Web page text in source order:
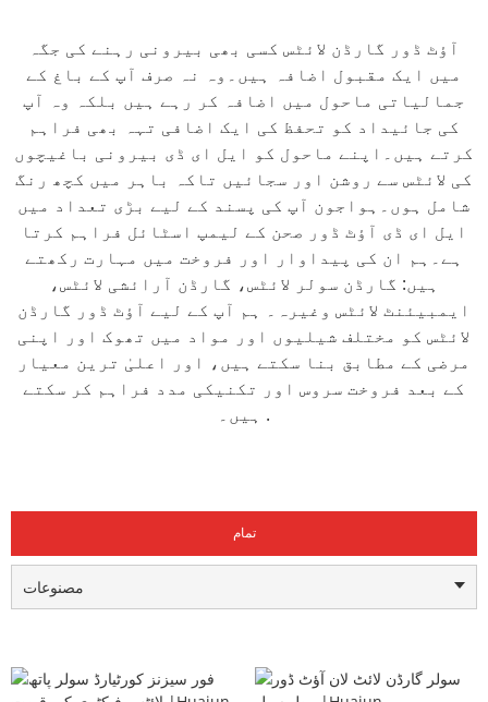
آؤٹ ڈور گارڈن لائٹس کسی بھی بیرونی رہنے کی جگہ
میں ایک مقبول اضافہ ہیں۔وہ نہ صرف آپ کے باغ کے
جمالیاتی ماحول میں اضافہ کر رہے ہیں بلکہ وہ آپ
کی جائیداد کو تحفظ کی ایک اضافی تہہ بھی فراہم
کرتے ہیں۔اپنے ماحول کو ایل ای ڈی بیرونی باغیچوں
کی لائٹس سے روشن اور سجائیں تاکہ باہر میں کچھ رنگ
شامل ہوں۔ہواجون آپ کی پسند کے لیے بڑی تعداد میں
ایل ای ڈی آؤٹ ڈور صحن کے لیمپ اسٹائل فراہم کرتا
ہے۔ہم ان کی پیداوار اور فروخت میں مہارت رکھتے
ہیں: گارڈن سولر لائٹس، گارڈن آرائشی لائٹس،
ایمبیئنٹ لائٹس وغیرہ۔ ہم آپ کے لیے آؤٹ ڈور گارڈن
لائٹس کو مختلف شیلیوں اور مواد میں تھوک اور اپنی
مرضی کے مطابق بنا سکتے ہیں، اور اعلیٰ ترین معیار
کے بعد فروخت سروس اور تکنیکی مدد فراہم کر سکتے
ہیں۔ .
تمام
مصنوعات